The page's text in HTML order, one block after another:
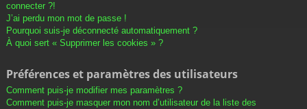
connecter ?!
J’ai perdu mon mot de passe !
Pourquoi suis-je déconnecté automatiquement ?
À quoi sert « Supprimer les cookies » ?
Préférences et paramètres des utilisateurs
Comment puis-je modifier mes paramètres ?
Comment puis-je masquer mon nom d’utilisateur de la liste des